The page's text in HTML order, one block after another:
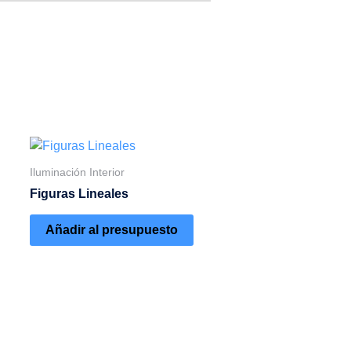
Iluminación Interior
Figuras Lineales
Añadir al presupuesto